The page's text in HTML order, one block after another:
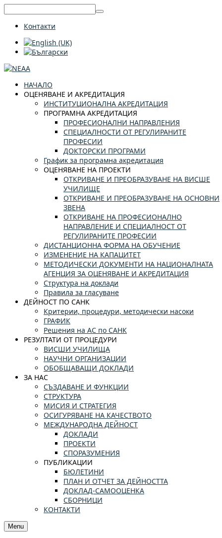
Контакти
НАЧАЛО
ОЦЕНЯВАНЕ И АКРЕДИТАЦИЯ
ИНСТИТУЦИОНАЛНА АКРЕДИТАЦИЯ
ПРОГРАМНА АКРЕДИТАЦИЯ
ПРОФЕСИОНАЛНИ НАПРАВЛЕНИЯ
СПЕЦИАЛНОСТИ ОТ РЕГУЛИРАНИТЕ
ПРОФЕСИИ
ДОКТОРСКИ ПРОГРАМИ
График за програмна акредитация
ОЦЕНЯВАНЕ НА ПРОЕКТИ
ОТКРИВАНЕ И ПРЕОБРАЗУВАНЕ НА ВИСШЕ
УЧИЛИЩЕ
ОТКРИВАНЕ И ПРЕОБРАЗУВАНЕ НА ОСНОВНИ
ЗВЕНА
ОТКРИВАНЕ НА ПРОФЕСИОНАЛНО
НАПРАВЛЕНИЕ И СПЕЦИАЛНОСТ ОТ
РЕГУЛИРАНИТЕ ПРОФЕСИИ
ДИСТАНЦИОННА ФОРМА НА ОБУЧЕНИЕ
ИЗМЕНЕНИЕ НА КАПАЦИТЕТ
МЕТОДИЧЕСКИ ДОКУМЕНТИ НА НАЦИОНАЛНАТА
АГЕНЦИЯ ЗА ОЦЕНЯВАНЕ И АКРЕДИТАЦИЯ
Структура на доклади
Правила за гласуване
ДЕЙНОСТ ПО САНК
Критерии, процедури, методически насоки
ГРАФИК
Решения на АС по САНК
РЕЗУЛТАТИ ОТ ПРОЦЕДУРИ
ВИСШИ УЧИЛИЩА
НАУЧНИ ОРГАНИЗАЦИИ
ОБОБЩАВАЩИ ДОКЛАДИ
ЗА НАС
СЪЗДАВАНЕ И ФУНКЦИИ
СТРУКТУРА
МИСИЯ И СТРАТЕГИЯ
ОСИГУРЯВАНЕ НА КАЧЕСТВОТО
МЕЖДУНАРОДНА ДЕЙНОСТ
ДОКЛАДИ
ПРОЕКТИ
СПОРАЗУМЕНИЯ
ПУБЛИКАЦИИ
БЮЛЕТИНИ
ПЛАН И ОТЧЕТ ЗА ДЕЙНОСТТА
ДОКЛАД-САМООЦЕНКА
СБОРНИЦИ
КОНТАКТИ
Menu